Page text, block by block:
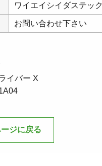
ワイエイシイダステック
お問い合わせ下さい
イバー X
ジに戻る